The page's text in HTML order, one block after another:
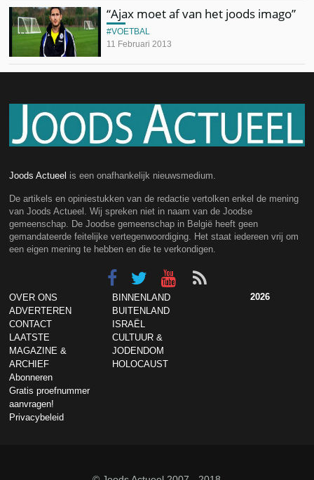
“Ajax moet af van het joods imago”
11 Februari 2013
VOETBAL
Joods Actueel is een onafhankelijk nieuwsmedium.
De artikels en opiniestukken van de redactie vertolken enkel de mening
van Joods Actueel. Wij spreken niet in naam van de Joodse
gemeenschap. De Joodse gemeenschap in België heeft geen
gemandateerde feitelijke vertegenwoordiging. Het staat iedereen vrij om
een eigen mening te hebben en die te verkondigen.
OVER ONS
ADVERTEREN
CONTACT
LAATSTE
MAGAZINE &
ARCHIEF
Abonneren
Gratis proefnummer
aanvragen!
Privacybeleid
BINNENLAND
BUITENLAND
ISRAËL
CULTUUR &
JODENDOM
HOLOCAUST
2026